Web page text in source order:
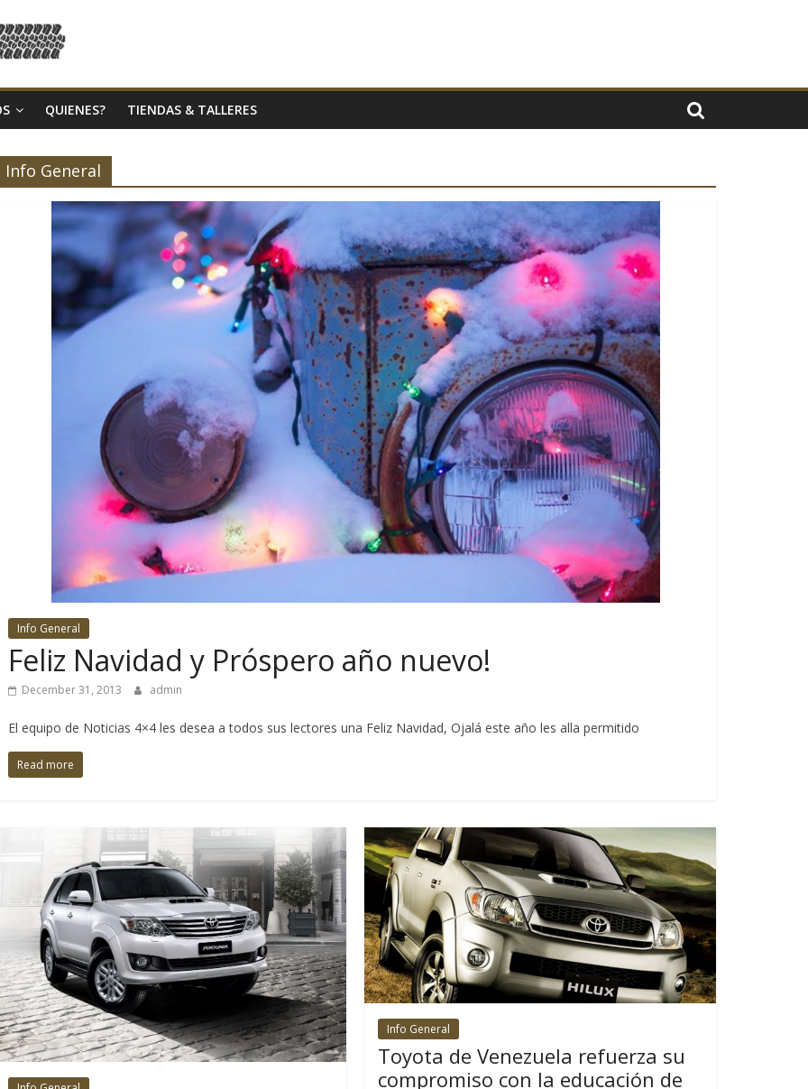
QUIENES? TIENDAS & TALLERES
Info General
Info General
Feliz Navidad y Próspero año nuevo!
December 31, 2013 admin
El equipo de Noticias 4×4 les desea a todos sus lectores una Feliz Navidad, Ojalá este año les alla permitido
Read more
Info General
Toyota de Venezuela refuerza su
compromiso con la educación de